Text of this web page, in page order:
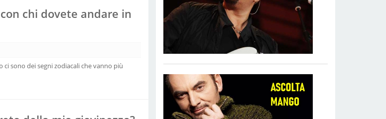
chi dovete andare in
ci sono dei segni zodiacali che vanno più